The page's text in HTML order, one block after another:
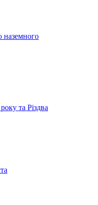
наземного
та Різдва